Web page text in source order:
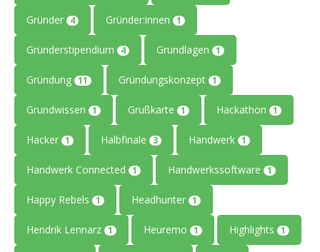
Gründer 4 Gründer:innen 1
Gründerstipendium 4 Grundlagen 1
Gründung 11 Gründungskonzept 1
Grundwissen 1 Grußkarte 1 Hackathon 1
Hacker 1 Halbfinale 3 Handwerk 1
Handwerk Connected 1 Handwerkssoftware 1
Happy Rebels 1 Headhunter 1
Hendrik Lennarz 1 Heuremo 1 Highlights 1